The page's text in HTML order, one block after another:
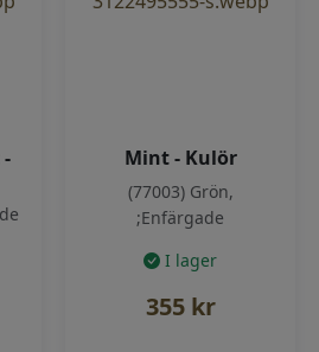
Mint - Kulör
(77003) Grön,
;Enfärgade
I lager
355 kr